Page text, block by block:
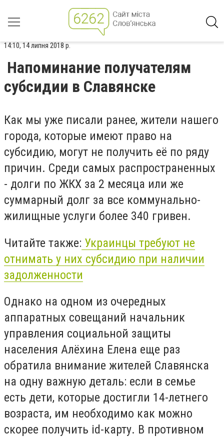
14:10, 14 липня 2018 р.
Напоминание получателям
субсидии в Славянске
Как мы уже писали ранее, жители нашего
города, которые имеют право на
субсидию, могут не получить её по ряду
причин. Среди самых распространенных
- долги по ЖКХ за 2 месяца или же
суммарный долг за все коммунально-
жилищные услуги более 340 гривен.
Читайте также: Украинцы требуют не
отнимать у них субсидию при наличии
задолженности
Однако на одном из очередных
аппаратных совещаний начальник
управления социальной защиты
населения Алёхина Елена еще раз
обратила внимание жителей Славянска
на одну важную деталь: если в семье
есть дети, которые достигли 14-летнего
возраста, им необходимо как можно
скорее получить id-карту. В противном